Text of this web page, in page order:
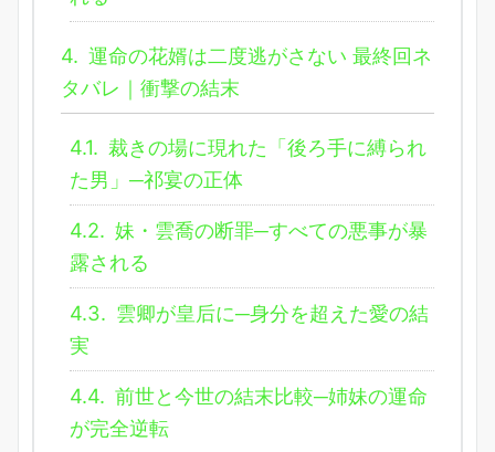
4. 運命の花婿は二度逃がさない 最終回ネ
タバレ｜衝撃の結末
4.1. 裁きの場に現れた「後ろ手に縛られ
た男」─祁宴の正体
4.2. 妹・雲喬の断罪─すべての悪事が暴
露される
4.3. 雲卿が皇后に─身分を超えた愛の結
実
4.4. 前世と今世の結末比較─姉妹の運命
が完全逆転